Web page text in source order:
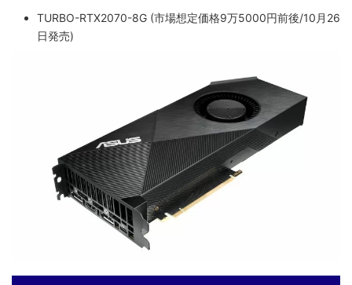
TURBO-RTX2070-8G (市場想定価格9万5000円前後/10月26
日発売)